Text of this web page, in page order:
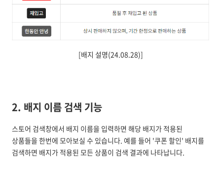
[배지 설명(24.08.28)]
2. 배지 이름 검색 기능
스토어 검색창에서 배지 이름을 입력하면 해당 배지가 적용된
상품들을 한번에 모아보실 수 있습니다. 예를 들어 '쿠폰 할인' 배지를
검색하면 배지가 적용된 모든 상품이 검색 결과에 나타납니다.